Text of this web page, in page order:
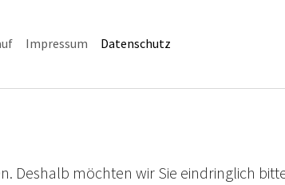
Impressum Datenschutz(current)
Deshalb möchten wir Sie eindringlich